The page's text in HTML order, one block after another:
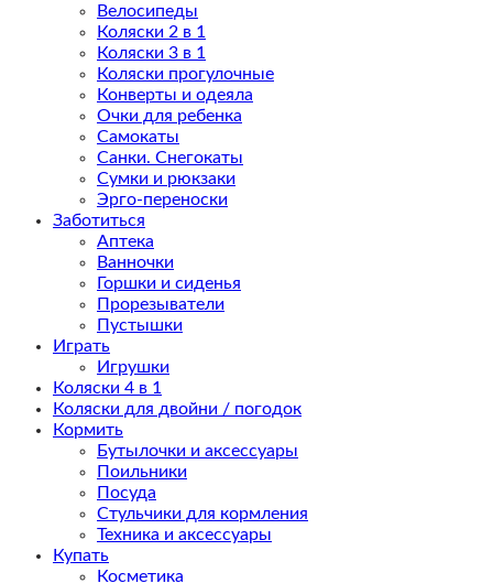
Велосипеды
Коляски 2 в 1
Коляски 3 в 1
Коляски прогулочные
Конверты и одеяла
Очки для ребенка
Самокаты
Санки. Снегокаты
Сумки и рюкзаки
Эрго-переноски
Заботиться
Аптека
Ванночки
Горшки и сиденья
Прорезыватели
Пустышки
Играть
Игрушки
Коляски 4 в 1
Коляски для двойни / погодок
Кормить
Бутылочки и аксессуары
Поильники
Посуда
Стульчики для кормления
Техника и аксессуары
Купать
Косметика